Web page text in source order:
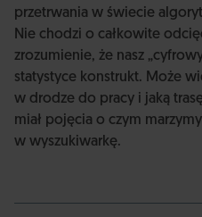
przetrwania w świecie
Nie chodzi o całkowite
zrozumienie, że nasz
statystyce konstrukt. Może
w drodze do pracy i jaką
miał pojęcia o czym
w wyszukiwarkę.